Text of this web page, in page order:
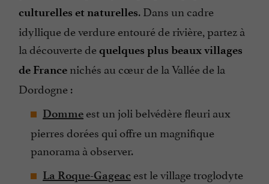
culturelles et naturelles. Dans un cadre
idyllique de verdure entouré de rivière, partez à
la découverte dequelques plus beaux villages
de France nichés au cœur de la Vallée de la
Dordogne :
Domme est un joli belvédère fleuri aux
pierres dorées qui offre un magnifique
panorama à observer.
La Roque-Gageac est le village troglodyte